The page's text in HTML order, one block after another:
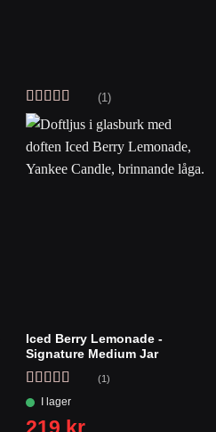
Betygsatt
av 5
(1)
Iced Berry Lemonade -
Signature Medium Jar
Betygsatt
(1)